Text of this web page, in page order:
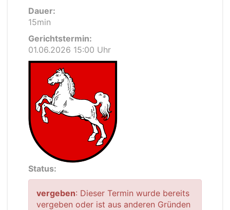
Dauer:
15min
Gerichtstermin:
01.06.2026 15:00 Uhr
Status:
vergeben: Dieser Termin wurde bereits
vergeben oder ist aus anderen Gründen